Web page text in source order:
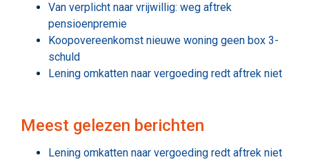
Van verplicht naar vrijwillig: weg aftrek
pensioenpremie
Koopovereenkomst nieuwe woning geen box 3-
schuld
Lening omkatten naar vergoeding redt aftrek niet
Meest gelezen berichten
Lening omkatten naar vergoeding redt aftrek niet